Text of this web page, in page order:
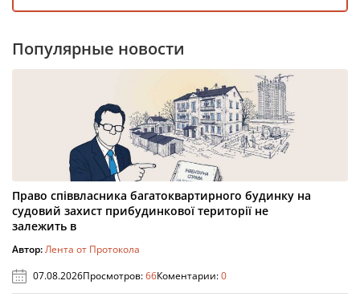
Популярные новости
Право співвласника багатоквартирного будинку на
судовий захист прибудинкової території не
залежить в
Автор:Лента от Протокола
07.08.2026Просмотров:66Коментарии:0